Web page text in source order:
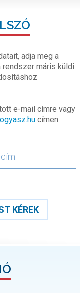
adja meg a
rendszer máris küldi
e-mail címre vagy
címen
KÉREK